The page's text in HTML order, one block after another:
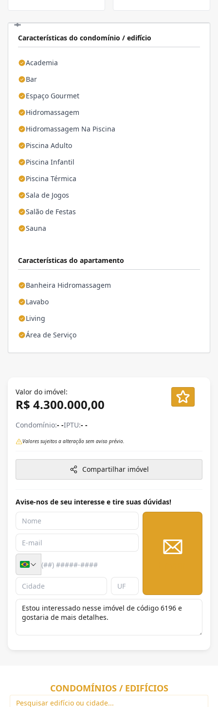
Características do condomínio / edifício
Academia
Bar
Espaço Gourmet
Hidromassagem
Hidromassagem Na Piscina
Piscina Adulto
Piscina Infantil
Piscina Térmica
Sala de Jogos
Salão de Festas
Sauna
Características do apartamento
Banheira Hidromassagem
Lavabo
Living
Área de Serviço
Valor do imóvel:
R$ 4.300.000,00
Condomínio:- -IPTU:- -
Valores sujeitos a alteração sem aviso prévio.
Compartilhar imóvel
Avise-nos de seu interesse e tire suas dúvidas!
CONDOMÍNIOS / EDIFÍCIOS